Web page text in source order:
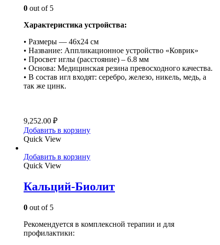
0 out of 5
Характеристика устройства:
• Размеры — 46х24 см
• Название: Аппликационное устройство «Коврик»
• Просвет иглы (расстояние) – 6.8 мм
• Основа: Медицинская резина превосходного качества.
• В состав игл входят: серебро, железо, никель, медь, а
так же цинк.
9,252.00 ₽
Добавить в корзину
Quick View
Добавить в корзину
Quick View
Кальций-Биолит
0 out of 5
Рекомендуется в комплексной терапии и для
профилактики: